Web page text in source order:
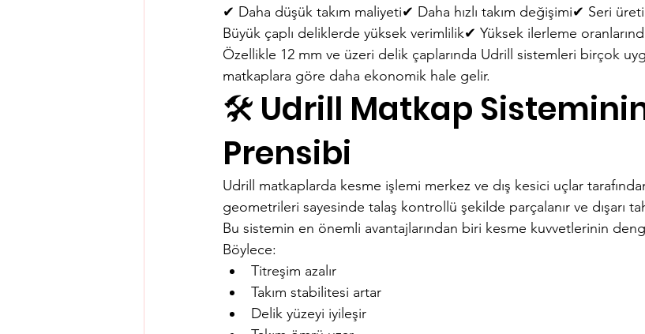
✔ Daha düşük takım maliyeti✔ Daha hızlı takım değişimi✔ Seri
Büyük çaplı deliklerde yüksek verimlilik✔ Yüksek ilerleme
Özellikle 12 mm ve üzeri delik çaplarında Udrill sistemleri birçok
matkaplara göre daha ekonomik hale gelir.
🛠️ Udrill Matkap
Prensibi
Udrill matkaplarda kesme işlemi merkez ve dış kesici uçlar
geometrileri sayesinde talaş kontrollü şekilde parçalanır ve dışarı
Bu sistemin en önemli avantajlarından biri kesme kuvvetlerinin
Böylece:
Titreşim azalır
Takım stabilitesi artar
Delik yüzeyi iyileşir